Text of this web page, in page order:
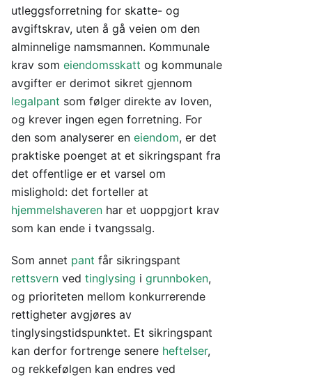
utleggsforretning for skatte- og
avgiftskrav, uten å gå veien om den
alminnelige namsmannen. Kommunale
krav som eiendomsskatt og kommunale
avgifter er derimot sikret gjennom
legalpant som følger direkte av loven,
og krever ingen egen forretning. For
den som analyserer en eiendom, er det
praktiske poenget at et sikringspant fra
det offentlige er et varsel om
mislighold: det forteller at
hjemmelshaveren har et uoppgjort krav
som kan ende i tvangssalg.
Som annet pant får sikringspant
rettsvern ved tinglysing i grunnboken,
og prioriteten mellom konkurrerende
rettigheter avgjøres av
tinglysingstidspunktet. Et sikringspant
kan derfor fortrenge senere heftelser,
og rekkefølgen kan endres ved